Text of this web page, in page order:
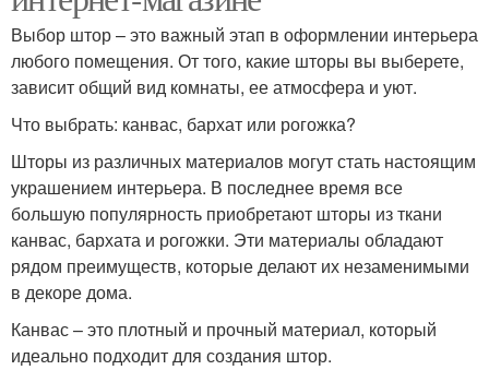
Выбор штор – это важный этап в оформлении интерьера
любого помещения. От того, какие шторы вы выберете,
зависит общий вид комнаты, ее атмосфера и уют.
Что выбрать: канвас, бархат или рогожка?
Шторы из различных материалов могут стать настоящим
украшением интерьера. В последнее время все
большую популярность приобретают шторы из ткани
канвас, бархата и рогожки. Эти материалы обладают
рядом преимуществ, которые делают их незаменимыми
в декоре дома.
Канвас – это плотный и прочный материал, который
идеально подходит для создания штор.